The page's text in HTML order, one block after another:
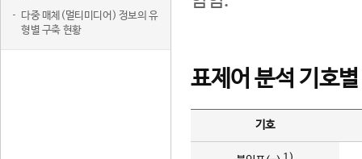
다중 매체(멀티미디어) 정보의 유
형별 구축 현황
표제어 분석 기호
기호